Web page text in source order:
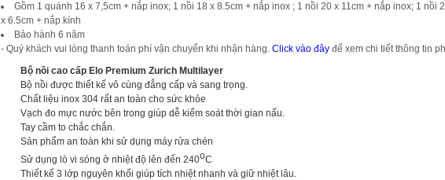
Gồm 1 quánh 16 x 7,5cm + nắp inox; 1 nồi 18 x 8.5cm + nắp inox ; 1 nồi 20 x 11cm + nắp inox; 1 nồi
x 6.5cm + nắp kính
Bảo hành 6 năm
- Quý khách vui lòng thanh toán phí vận chuyển khi nhận hàng. Click vào đây để xem chi tiết thông tin
Bộ nồi cao cấp Elo Premium Zurich Multilayer
Bộ nồi được thiết kế vô cùng đẳng cấp và sang trọng.
Chất liệu inox 304 rất an toàn cho sức khỏe
Vạch đo mực nước bên trong giúp dễ kiểm soát thời gian nấu.
Tay cầm to chắc chắn.
Sản phẩm an toàn khi sử dụng máy rửa chén
Sử dụng lò vi sóng ở nhiệt độ lên đến 240oC
Thiết kế 3 lớp nguyên khối giúp tích nhiệt nhanh và giữ nhiệt lâu.